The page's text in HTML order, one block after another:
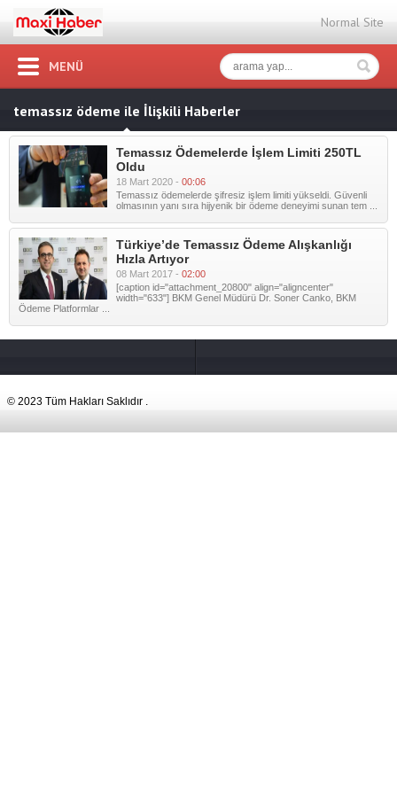
Normal Site
MENÜ
temassız ödeme ile İlişkili Haberler
Temassız Ödemelerde İşlem Limiti 250TL
Oldu
18 Mart 2020 - 00:06
Temassız ödemelerde şifresiz işlem limiti yükseldi. Güvenli
olmasının yanı sıra hijyenik bir ödeme deneyimi sunan tem ...
Türkiye’de Temassız Ödeme Alışkanlığı
Hızla Artıyor
08 Mart 2017 - 02:00
[caption id="attachment_20800" align="aligncenter"
width="633"] BKM Genel Müdürü Dr. Soner Canko, BKM
Ödeme Platformlar ...
© 2023 Tüm Hakları Saklıdır .